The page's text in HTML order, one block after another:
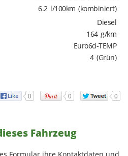
6.2 l/100km (kombiniert)
Diesel
164 g/km
Euro6d-TEMP
4 (Grün)
0 0 0
Fahrzeug